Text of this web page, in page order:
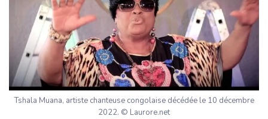
Tshala Muana, artiste chanteuse congolaise décédée le 10 décembre
2022. © Laurore.net